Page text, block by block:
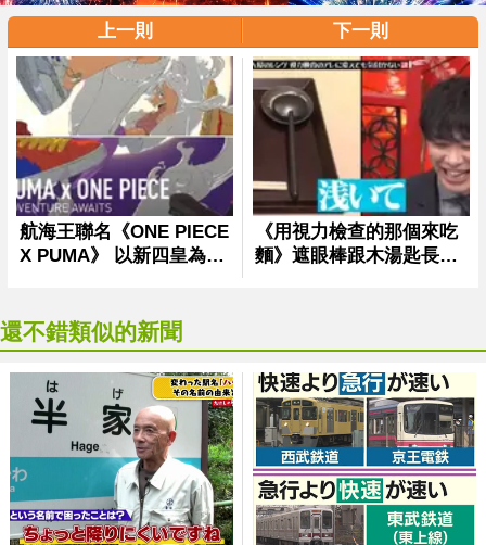
上一則 下一則
還不錯類似的新聞